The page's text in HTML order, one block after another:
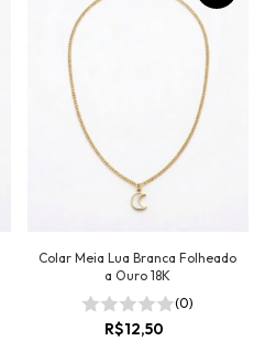
Colar Meia Lua Branca Folheado
a Ouro 18K
(0)
R$12,50